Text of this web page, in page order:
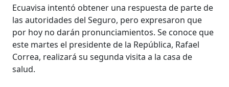
Ecuavisa intentó obtener una respuesta de parte de
las autoridades del Seguro, pero expresaron que
por hoy no darán pronunciamientos. Se conoce que
este martes el presidente de la República, Rafael
Correa, realizará su segunda visita a la casa de
salud.